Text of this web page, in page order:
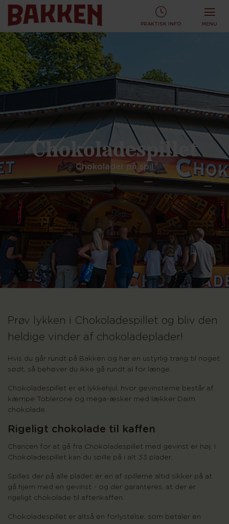
Chokoladespillet
Chokolader på spil
Prøv lykken i Chokoladespillet og bliv den
heldige vinder af chokoladeplader!
Hvis du går rundt på Bakken og har en ustyrlig trang til noget
sødt, så behøver du ikke gå rundt al for længe.
Chokoladespillet er et lykkehjul, hvor gevinsterne består af
kæmpe Toblerone og mega-æsker med lækker Daim
chokolade.
Rigeligt chokolade til kaffen
Chancen for at gå fra Chokoladespillet med gevinst er høj. I
Chokoladespillet kan du spille på i alt 33 plader.
Spilles der på alle plader, er en af spillerne altid sikker på at
gå hjem med en gevinst - og der garanteres, at der er
rigeligt chokolade til aftenkaffen.
Chokoladespillet er altså en forlystelse, som betaler en
PRAKTISK INFO MENU
KØB TURBÅND ONLINE OG SPAR! KØB ONLINE